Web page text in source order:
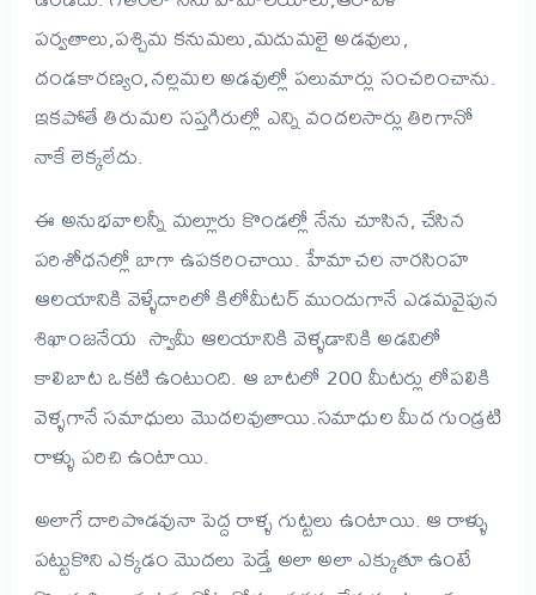
పర్వతాలు,పశ్చిమ కనుమలు,మదుమలై అడవులు,
దండకారణ్యం,నల్లమల అడవుల్లో పలుమార్లు సంచరించాను.
ఇకపోతే తిరుమల సప్తగిరుల్లో ఎన్ని వందలసార్లు తిరిగానో
నాకే లెక్కలేదు.
ఈ అనుభవాలన్నీ మల్లూరు కొండల్లో నేను చూసిన, చేసిన
పరిశోధనల్లో బాగా ఉపకరించాయి.హేమాచల నారసింహ
ఆలయానికి వెళ్ళేదారిలో కిలోమీటర్ ముందుగానే ఎడమవైపున
శిఖాంజనేయ స్వామీ ఆలయానికి వెళ్ళడానికి అడవిలో
కాలిబాట ఒకటి ఉంటుంది. ఆ బాటలో 200 మీటర్లు లోపలికి
వెళ్ళగానే సమాధులు మొదలవుతాయి.సమాధుల మీద గుండ్రటి
రాళ్ళు పరిచి ఉంటాయి.
అలాగే దారిపొడవునా పెద్ద రాళ్ళ గుట్టలు ఉంటాయి. ఆ రాళ్ళు
పట్టుకొని ఎక్కడం మొదలు పెడ్తే అలా అలా ఎక్కుతూ ఉంటే